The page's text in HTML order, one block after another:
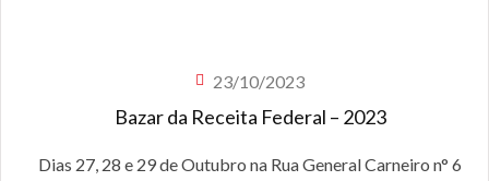
23/10/2023
Bazar da Receita Federal – 2023
Dias 27, 28 e 29 de Outubro na Rua General Carneiro n° 6